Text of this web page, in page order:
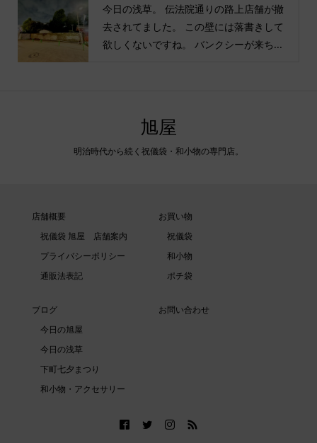
今日の浅草。 伝法院通りの路上店舗が撤
去されてました。 この壁には落書きして
欲しくないですね。 バンクシーが来ち...
旭屋
明治時代から続く祝儀袋・和小物の専門店。
店舗概要
祝儀袋 旭屋 店舗案内
プライバシーポリシー
通販法表記
お買い物
祝儀袋
和小物
ポチ袋
ブログ
今日の旭屋
今日の浅草
下町七夕まつり
和小物・アクセサリー
お問い合わせ